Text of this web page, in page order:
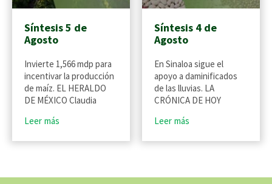
Síntesis 5 de
Agosto
Invierte 1,566 mdp para
incentivar la producción
de maíz. EL HERALDO
DE MÉXICO Claudia
Leer más
Síntesis 4 de
Agosto
En Sinaloa sigue el
apoyo a daminificados
de las lluvias. LA
CRÓNICA DE HOY
Leer más